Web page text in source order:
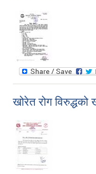
खोरेत रोग